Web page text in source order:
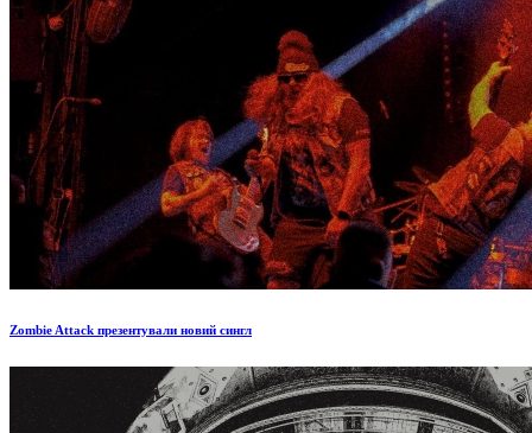
Zombie Attack презентували новий сингл